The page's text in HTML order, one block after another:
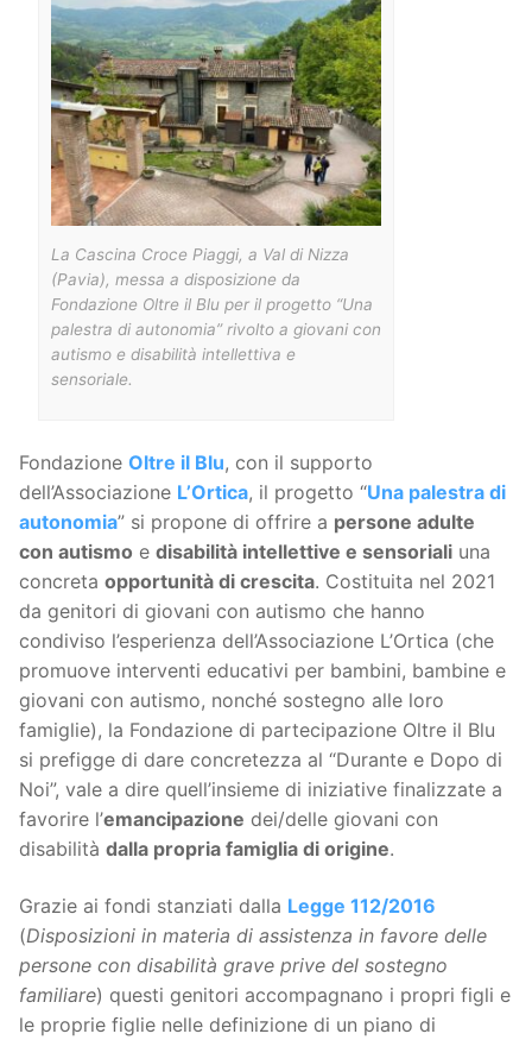
La Cascina Croce Piaggi, a Val di Nizza
(Pavia), messa a disposizione da
Fondazione Oltre il Blu per il progetto “Una
palestra di autonomia” rivolto a giovani con
autismo e disabilità intellettiva e
sensoriale.
Fondazione Oltre il Blu, con il supporto
dell’Associazione L’Ortica, il progetto “Una palestra di
autonomia” si propone di offrire a persone adulte
con autismo e disabilità intellettive e sensoriali una
concreta opportunità di crescita. Costituita nel 2021
da genitori di giovani con autismo che hanno
condiviso l’esperienza dell’Associazione L’Ortica (che
promuove interventi educativi per bambini, bambine e
giovani con autismo, nonché sostegno alle loro
famiglie), la Fondazione di partecipazione Oltre il Blu
si prefigge di dare concretezza al “Durante e Dopo di
Noi”, vale a dire quell’insieme di iniziative finalizzate a
favorire l’emancipazione dei/delle giovani con
disabilità dalla propria famiglia di origine.
Grazie ai fondi stanziati dalla Legge 112/2016
(Disposizioni in materia di assistenza in favore delle
persone con disabilità grave prive del sostegno
familiare) questi genitori accompagnano i propri figli e
le proprie figlie nelle definizione di un piano di